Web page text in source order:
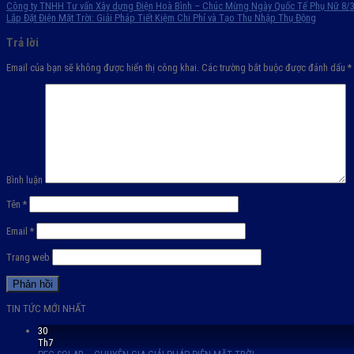
Công ty TNHH Tư vấn Xây dựng Điện Hoà Bình – Chúc Mừng Ngày Quốc Tế Phụ Nữ 8/3
Lắp Đặt Điện Mặt Trời: Giải Pháp Tiết Kiệm Chi Phí và Tạo Thu Nhập Thụ Động
Trả lời
Email của bạn sẽ không được hiển thị công khai. Các trường bắt buộc được đánh dấu *
Bình luận
Tên *
Email *
Trang web
TIN TỨC MỚI NHẤT
30
Th7